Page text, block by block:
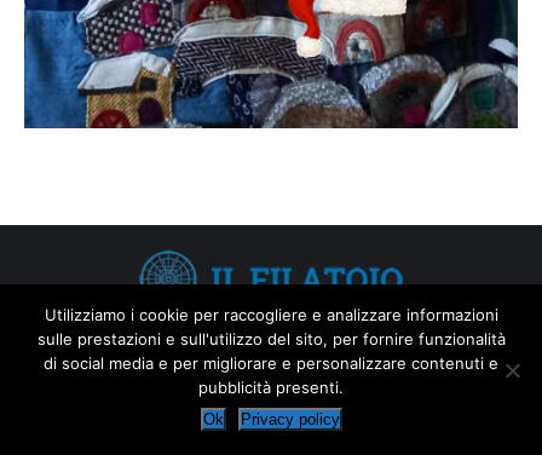
Privacy/Cookies
Web:GEM communication
Utilizziamo i cookie per raccogliere e analizzare informazioni
sulle prestazioni e sull'utilizzo del sito, per fornire funzionalità
di social media e per migliorare e personalizzare contenuti e
pubblicità presenti.
Ok Privacy policy